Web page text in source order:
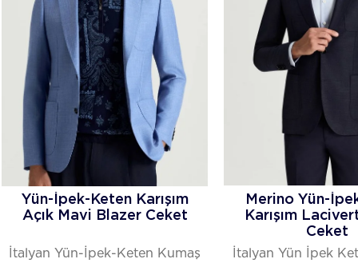
Yün-İpek-Keten Karışım
Açık Mavi Blazer Ceket
İtalyan Yün-İpek-Keten Kumaş
Merino Yün-
Karışım
Ceket
İtalyan Yün İpek